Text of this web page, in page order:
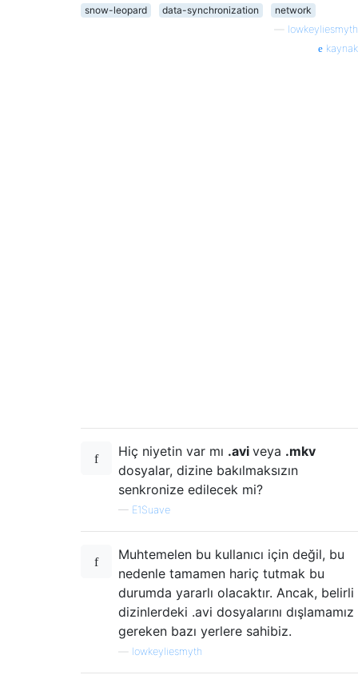
snow-leopard data-synchronization
network
lowkeyliesmyth
kaynak
Hiç niyetin var mı .avi veya .mkv
dosyalar, dizine bakılmaksızın
senkronize edilecek mi?
— E1Suave
Muhtemelen bu kullanıcı için değil, bu
nedenle tamamen hariç tutmak bu
durumda yararlı olacaktır. Ancak, belirli
dizinlerdeki .avi dosyalarını dışlamamız
gereken bazı yerlere sahibiz.
lowkeyliesmyth